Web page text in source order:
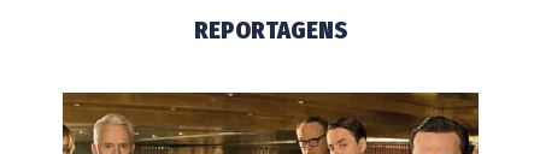
REPORTAGENS